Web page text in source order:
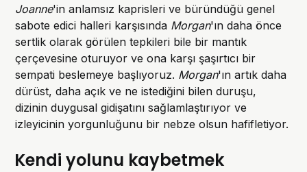
Joanne'in anlamsız kaprisleri ve büründüğü genel
sabote edici halleri karşısında Morgan'ın daha önce
sertlik olarak görülen tepkileri bile bir mantık
çerçevesine oturuyor ve ona karşı şaşırtıcı bir
sempati beslemeye başlıyoruz. Morgan'ın artık daha
dürüst, daha açık ve ne istediğini bilen duruşu,
dizinin duygusal gidişatını sağlamlaştırıyor ve
izleyicinin yorgunluğunu bir nebze olsun hafifletiyor.
Kendi yolunu kaybetmek